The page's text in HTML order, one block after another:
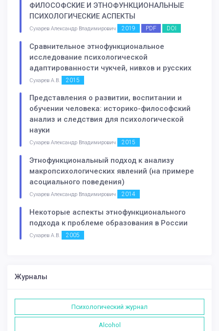
ФИЛОСОФСКИЕ И ЭТНОФУНКЦИОНАЛЬНЫЕ
ПСИХОЛОГИЧЕСКИЕ АСПЕКТЫ
Сухарев Александр Владимирович 2019 PDF DOI
Сравнительное этнофункциональное
исследование психологической
адаптированности чукчей, нивхов и русских
Сухарев А.В. 2015
Представления о развитии, воспитании и
обучении человека: историко-философский
анализ и следствия для психологической
науки
Сухарев Александр Владимирович 2015
Этнофункциональный подход к анализу
макропсихологических явлений (на примере
асоциального поведения)
Сухарев Александр Владимирович 2014
Некоторые аспекты этнофункционального
подхода к проблеме образования в России
Сухарев А.В. 2005
Журналы
Психологический журнал
Alcohol